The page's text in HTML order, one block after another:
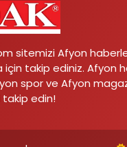
sitemizi Afyon
için takip ediniz. Afyon
spor ve Afyon
takip edin!